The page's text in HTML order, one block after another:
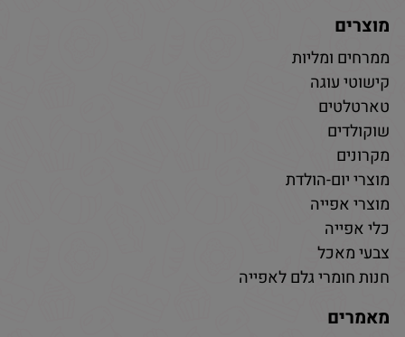
מוצרים
ממרחים ומליות
קישוטי עוגה
טארטלטים
שוקולדים
מקרונים
מוצרי יום-הולדת
מוצרי אפייה
כלי אפייה
צבעי מאכל
חנות חומרי גלם לאפייה
מאמרים